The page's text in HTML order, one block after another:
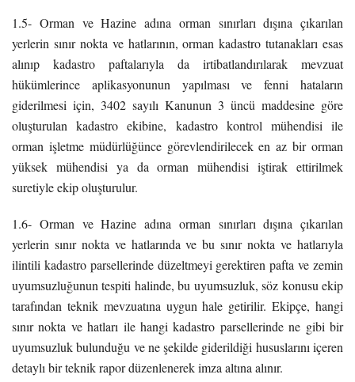
1.5- Orman ve Hazine adına orman sınırları dışına çıkarılan
yerlerin sınır nokta ve hatlarının, orman kadastro tutanakları esas
alınıp kadastro paftalarıyla da irtibatlandırılarak mevzuat
hükümlerince aplikasyonunun yapılması ve fenni hataların
giderilmesi için, 3402 sayılı Kanunun 3 üncü maddesine göre
oluşturulan kadastro ekibine, kadastro kontrol mühendisi ile
orman işletme müdürlüğünce görevlendirilecek en az bir orman
yüksek mühendisi ya da orman mühendisi iştirak ettirilmek
suretiyle ekip oluşturulur.
1.6- Orman ve Hazine adına orman sınırları dışına çıkarılan
yerlerin sınır nokta ve hatlarında ve bu sınır nokta ve hatlarıyla
ilintili kadastro parsellerinde düzeltmeyi gerektiren pafta ve zemin
uyumsuzluğunun tespiti halinde, bu uyumsuzluk, söz konusu ekip
tarafından teknik mevzuatına uygun hale getirilir. Ekipçe, hangi
sınır nokta ve hatları ile hangi kadastro parsellerinde ne gibi bir
uyumsuzluk bulunduğu ve ne şekilde giderildiği hususlarını içeren
detaylı bir teknik rapor düzenlenerek imza altına alınır.